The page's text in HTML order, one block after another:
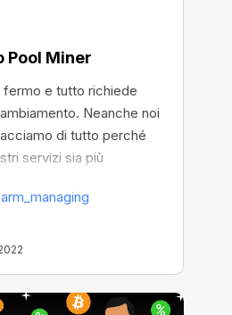
Pool Miner
fermo e tutto richiede
Neanche noi
di tutto perché
servizi sia più
ancora più conveniente
e abbiamo aggiunto